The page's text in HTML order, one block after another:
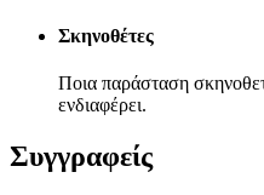
Σκηνοθέτες
Ποια παράσταση
ενδιαφέρει.
Συγγραφείς